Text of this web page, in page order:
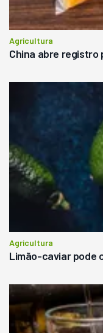
Agricultura
China abre registro
Agricultura
Limão-caviar pode